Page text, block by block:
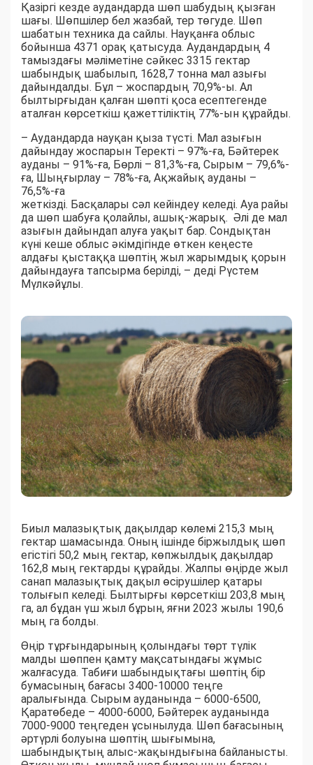
Қазіргі кезде аудандарда шөп шабудың қызған
шағы. Шөпшілер бел жазбай, тер төгуде. Шөп
шабатын техника да сайлы. Науқанға облыс
бойынша 4371 орақ қатысуда. Аудандардың 4
тамыздағы мәліметіне сәйкес 3315 гектар
шабындық шабылып, 1628,7 тонна мал азығы
дайындалды. Бұл – жоспардың 70,9%-ы. Ал
былтырғыдан қалған шөпті қоса есептегенде
аталған көрсеткіш қажеттіліктің 77%-ын құрайды.
– Аудандарда науқан қыза түсті. Мал азығын
дайындау жоспарын Теректі – 97%-ға, Бәйтерек
ауданы – 91%-ға, Бөрлі – 81,3%-ға, Сырым – 79,6%-
ға, Шыңғырлау – 78%-ға, Ақжайық ауданы –
76,5%-ға
жеткізді. Басқалары сәл кейіндеу келеді. Ауа райы
да шөп шабуға қолайлы, ашық-жарық. Әлі де мал
азығын дайындап алуға уақыт бар. Сондықтан
күні кеше облыс әкімдігінде өткен кеңесте
алдағы қыстаққа шөптің жыл жарымдық қорын
дайындауға тапсырма берілді, – деді Рүстем
Мүлкәйұлы.
Биыл малазықтық дақылдар көлемі 215,3 мың
гектар шамасында. Оның ішінде біржылдық шөп
егістігі 50,2 мың гектар, көпжылдық дақылдар
162,8 мың гектарды құрайды. Жалпы өңірде жыл
санап малазықтық дақыл өсірушілер қатары
толығып келеді. Былтырғы көрсеткіш 203,8 мың
га, ал бұдан үш жыл бұрын, яғни 2023 жылы 190,6
мың га болды.
Өңір тұрғындарының қолындағы төрт түлік
малды шөппен қамту мақсатындағы жұмыс
жалғасуда. Табиғи шабындықтағы шөптің бір
бумасының бағасы 3400-10000 теңге
аралығында. Сырым ауданында – 6000-6500,
Қаратөбеде – 4000-6000, Бәйтерек ауданында
7000-9000 теңгеден ұсынылуда. Шөп бағасының
әртүрлі болуына шөптің шығымына,
шабындықтың алыс-жақындығына байланысты.